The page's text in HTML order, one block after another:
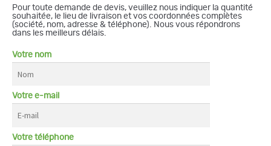
Pour toute demande de devis, veuillez nous indiquer la quantité
souhaitée, le lieu de livraison et vos coordonnées complètes
(société, nom, adresse & téléphone). Nous vous répondrons
dans les meilleurs délais.
Votre nom
Votre e-mail
Votre téléphone